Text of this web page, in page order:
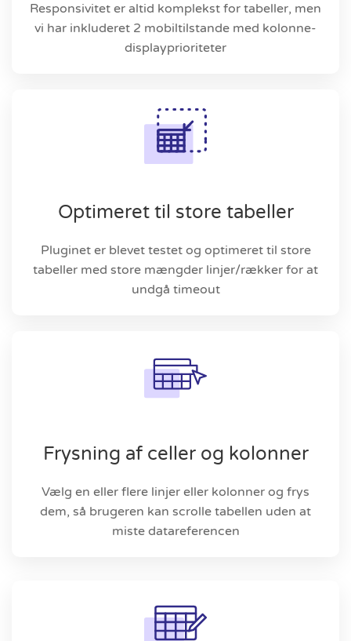
Responsivitet er altid komplekst for tabeller, men
vi har inkluderet 2 mobiltilstande med kolonne-
displayprioriteter
Optimeret til store tabeller
Pluginet er blevet testet og optimeret til store
tabeller med store mængder linjer/rækker for at
undgå timeout
Frysning af celler og kolonner
Vælg en eller flere linjer eller kolonner og frys
dem, så brugeren kan scrolle tabellen uden at
miste datareferencen